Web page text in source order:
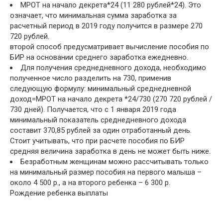
МРОТ на начало декрета*24 (11 280 рублей*24). Это
означает, что минимальная сумма заработка за
расчетный период в 2019 году получится в размере 270
720 рублей.
второй способ предусматривает вычисление пособия по
БИР на основании среднего заработка ежедневно.
Для получения среднедневного дохода, необходимо
полученное число разделить на 730, применив
следующую формулу: минимальный среднедневной
доход=МРОТ на начало декрета *24/730 (270 720 рублей /
730 дней). Получается, что с 1 января 2019 года
минимальный показатель среднедневного дохода
составит 370,85 рублей за один отработанный день.
Стоит учитывать, что при расчете пособия по БИР
средняя величина заработка в день не может быть ниже.
Безработным женщинам можно рассчитывать только
на минимальный размер пособия на первого малыша –
около 4 500 р., а на второго ребенка – 6 300 р.
Рождение ребенка выплаты